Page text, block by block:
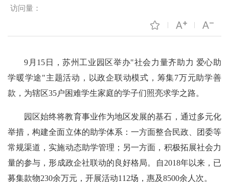
访问量：
9月15日，苏州工业园区举办"社会力量齐助力 爱心助
学暖学途"主题活动，以政企联动模式，筹集7万元助学善
款，为辖区35户困难学生家庭的学子们照亮求学之路。
园区始终将教育事业作为地区发展的基石，通过多元化
举措，构建全面立体的助学体系：一方面整合民政、团委等
常规渠道，实施动态助学管理；另一方面，积极拓展社会力
量的参与，形成政企社联动的良好格局。
自2018年以来，已
募集款物230余万元，开展活动112场，惠及8500余人次。